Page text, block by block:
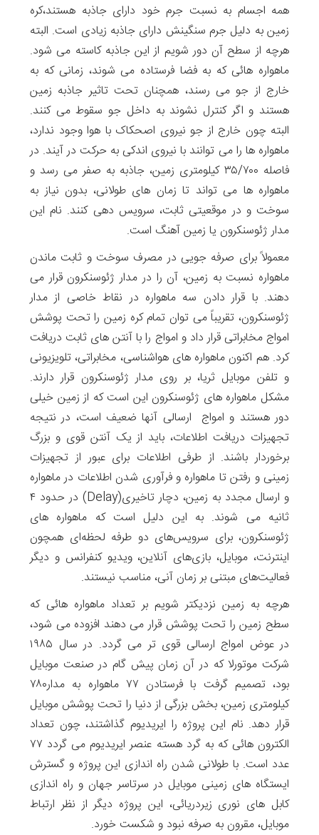
همه اجسام به نسبت جرم خود دارای جاذبه هستند،کره
زمین به دلیل جرم سنگینش دارای جاذبه زیادی است. البته
هرچه از سطح آن دور شویم از این جاذبه کاسته می شود.
ماهواره هائی که به فضا فرستاده می شوند، زمانی که به
خارج از جو می رسند، همچنان تحت تاثیر جاذبه زمین
هستند و اگر کنترل نشوند به داخل جو سقوط می کنند.
البته چون خارج از جو نیروی اصحکاک با هوا وجود ندارد،
ماهواره ها را می توانند با نیروی اندکی به حرکت در آیند. در
فاصله ۳۵/۷۰۰ کیلومتری زمین، جاذبه به صفر می رسد و
ماهواره ها می تواند تا زمان های طولانی، بدون نیاز به
سوخت و در موقعیتی ثابت، سرویس دهی کنند. نام این
مدار ژئوسنکرون یا زمین آهنگ است.
معمولاً برای صرفه جویی در مصرف سوخت و ثابت ماندن
ماهواره نسبت به زمین، آن را در مدار ژئوسنکرون قرار می
دهند. با قرار دادن سه ماهواره در نقاط خاصی از مدار
ژئوسنکرون، تقریباً می توان تمام کره زمین را تحت پوشش
امواج مخابراتی قرار داد و امواج را با آنتن های ثابت دریافت
کرد. هم اکنون ماهواره های هواشناسی، مخابراتی، تلویزیونی
و تلفن موبایل ثریا، بر روی مدار ژئوسنکرون قرار دارند.
مشکل ماهواره های ژئوسنکرون این است که از زمین خیلی
دور هستند و امواج ارسالی آنها ضعیف است، در نتیجه
تجهیزات دریافت اطلاعات، باید از یک آنتن قوی و بزرگ
برخوردار باشند. از طرفی اطلاعات برای عبور از تجهیزات
زمینی و رفتن تا ماهواره و فرآوری شدن اطلاعات در ماهواره
و ارسال مجدد به زمین، دچار تاخیری(Delay) در حدود ۴
ثانیه می شوند. به این دلیل است که ماهواره های
ژئوسنکرون، برای سرویس‌های دو طرفه لحظه‌ای همچون
اینترنت، موبایل، بازی‌های آنلاین، ویدیو کنفرانس‌ و دیگر
فعالیت‌های مبتنی بر زمان آنی، مناسب نیستند.
هرچه به زمین نزدیکتر شویم بر تعداد ماهواره هائی که
سطح زمین را تحت پوشش قرار می دهند افزوده می شود،
در عوض امواج ارسالی قوی تر می گردد. در سال ۱۹۸۵
شرکت موتورلا که در آن زمان پیش گام در صنعت موبایل
بود، تصمیم گرفت با فرستادن ۷۷ ماهواره به مدار۷۸۰
کیلومتری زمین، بخش بزرگی از دنیا را تحت پوشش موبایل
قرار دهد. نام این پروژه را ایریدیوم گذاشتند، چون تعداد
الکترون هائی که به گرد هسته عنصر ایریدیوم می گردد ۷۷
عدد است. با طولانی شدن راه اندازی این پروژه و گسترش
ایستگاه های زمینی موبایل در سرتاسر جهان و راه اندازی
کابل های نوری زیردریائی، این پروژه دیگر از نظر ارتباط
موبایل، مقرون به صرفه نبود و شکست خورد.